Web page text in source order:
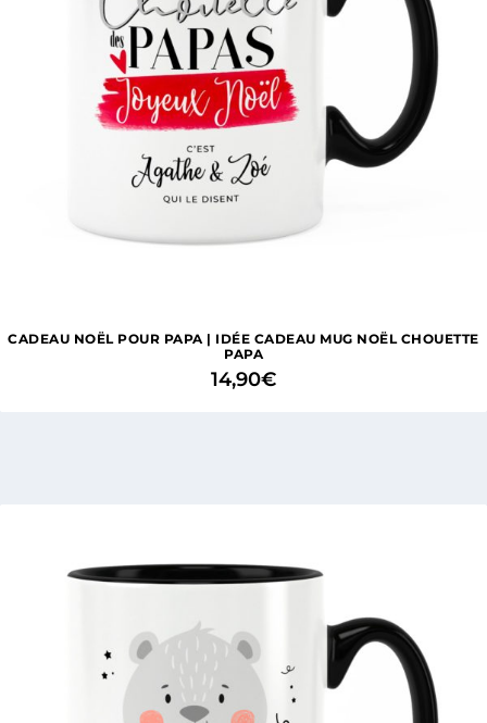
CADEAU NOËL POUR PAPA | IDÉE CADEAU MUG NOËL CHOUETTE
PAPA
14,90€